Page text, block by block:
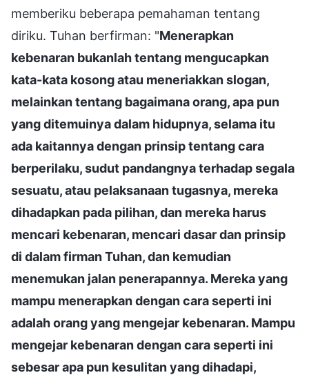
memberiku beberapa pemahaman tentang
diriku. Tuhan berfirman: "Menerapkan
kebenaran bukanlah tentang mengucapkan
kata-kata kosong atau meneriakkan slogan,
melainkan tentang bagaimana orang, apa pun
yang ditemuinya dalam hidupnya, selama itu
ada kaitannya dengan prinsip tentang cara
berperilaku, sudut pandangnya terhadap segala
sesuatu, atau pelaksanaan tugasnya, mereka
dihadapkan pada pilihan, dan mereka harus
mencari kebenaran, mencari dasar dan prinsip
di dalam firman Tuhan, dan kemudian
menemukan jalan penerapannya. Mereka yang
mampu menerapkan dengan cara seperti ini
adalah orang yang mengejar kebenaran. Mampu
mengejar kebenaran dengan cara seperti ini
sebesar apa pun kesulitan yang dihadapi,